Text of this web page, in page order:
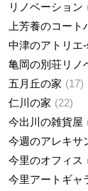
リノベーション
上芳養のコート
中津のアトリエ
亀岡の別荘リノ
五月丘の家
17
仁川の家
22
今出川の雑貨屋
今週のアレキサ
今里のオフィス
今里アートギャ